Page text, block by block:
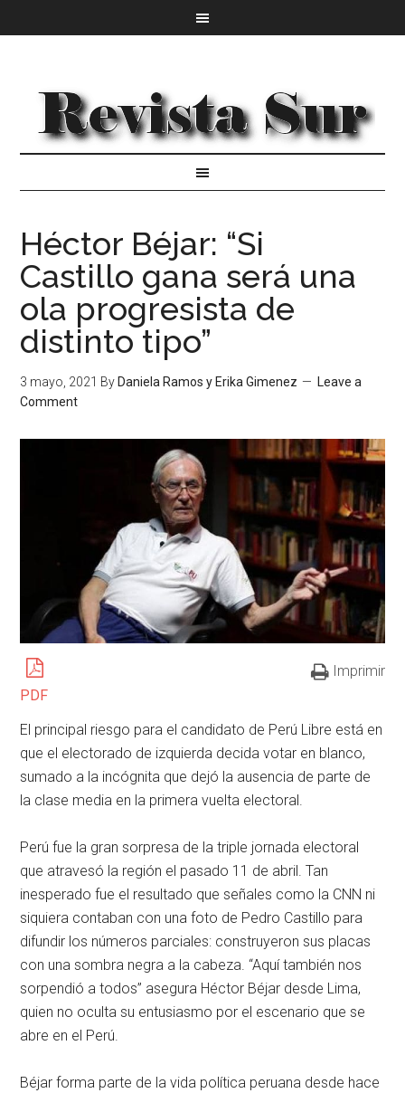
Héctor Béjar: “Si
Castillo gana será una
ola progresista de
distinto tipo”
3 mayo, 2021 By Daniela Ramos y Erika Gimenez
Leave a
Comment
PDF
Imprimir
El principal riesgo para el candidato de Perú Libre está en
que el electorado de izquierda decida votar en blanco,
sumado a la incógnita que dejó la ausencia de parte de
la clase media en la primera vuelta electoral.
Perú fue la gran sorpresa de la triple jornada electoral
que atravesó la región el pasado 11 de abril. Tan
inesperado fue el resultado que señales como la CNN ni
siquiera contaban con una foto de Pedro Castillo para
difundir los números parciales: construyeron sus placas
con una sombra negra a la cabeza. “Aquí también nos
sorpendió a todos” asegura Héctor Béjar desde Lima,
quien no oculta su entusiasmo por el escenario que se
abre en el Perú.
Béjar forma parte de la vida política peruana desde hace